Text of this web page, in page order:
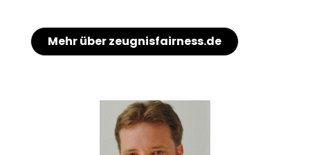
Mehr über zeugnisfairness.de